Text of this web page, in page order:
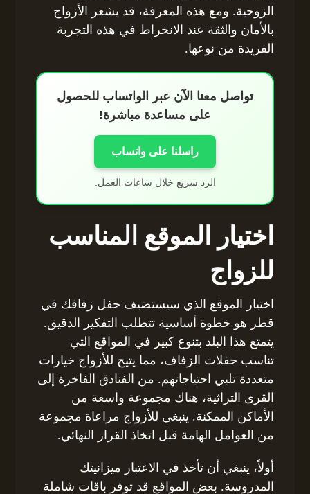
الزوجية. ومع هذه المعرفة، قد يشعر الأزواج
بالأمان والثقة عند الانخراط في هذه التجربة
الفريدة من نوعها.
تواصل معنا الآن عبر الواتساب للحصول
على مساعدة مباشرة!
راسلنا على واتساب
الرد سريع خلال ساعات العمل.
اختيار الموقع المناسب
للزواج
اختيار الموقع الذي سيستضيف حفل زفافك في
قطر هو خطوة أساسية تتطلب التفكير الدقيق.
يتمتع هذا البلد بتنوع كبير في المواقع التي
تناسب حفلات الزفاف، مما يتيح للأزواج خيارات
متعددة تلبي احتياجاتهم. من الفنادق الفاخرة إلى
القرى التراثية، هناك مجموعة واسعة من
الأماكن الممكنة. ينبغي للأزواج مراعاة مجموعة
من العوامل الهامة قبل اتخاذ القرار النهائي.
أولاً، ينبغي أن تأخذ في الاعتبار ميزانيتك
المدروسة. بعض المواقع قد توفر باقات شاملة